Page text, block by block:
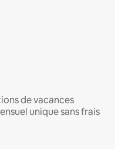
de vacances
unique sans frais